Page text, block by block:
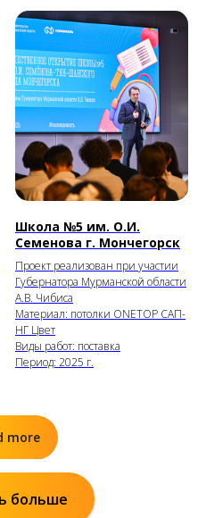
Школа №5 им. О.И.
Семенова г. Мончегорск
Проект реализован при участии
Губернатора Мурманской области
А.В. Чибиса
Материал: потолки ONETOP САП-
НГ Цвет
Виды работ: поставка
Период: 2025 г.
more
больше